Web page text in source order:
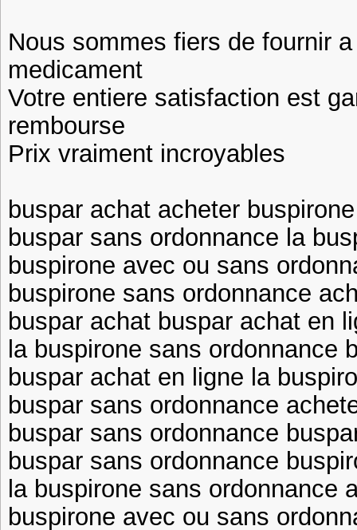
Nous sommes fiers de fournir
medicament
Votre entiere satisfaction est
rembourse
Prix vraiment incroyables
buspar achat acheter buspirone
buspar sans ordonnance la
buspirone avec ou sans
buspirone sans ordonnance
buspar achat buspar achat en
la buspirone sans ordonnance
buspar achat en ligne la
buspar sans ordonnance
buspar sans ordonnance
buspar sans ordonnance
la buspirone sans ordonnance
buspirone avec ou sans